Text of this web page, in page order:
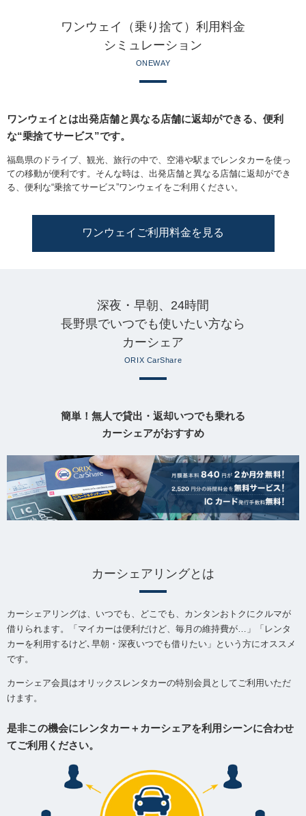
ワンウェイ（乗り捨て）利用料金
シミュレーション
ONEWAY
ワンウェイとは出発店舗と異なる店舗に返却ができる、便利
な“乗捨てサービス”です。
福島県のドライブ、観光、旅行の中で、空港や駅までレンタカーを使っ
ての移動が便利です。そんな時は、出発店舗と異なる店舗に返却ができ
る、便利な“乗捨てサービス”ワンウェイをご利用ください。
ワンウェイご利用料金を見る
深夜・早朝、24時間
長野県でいつでも使いたい方なら
カーシェア
ORIX CarShare
簡単！無人で貸出・返却いつでも乗れる
カーシェアがおすすめ
カーシェアリングとは
カーシェアリングは、いつでも、どこでも、カンタンおトクにクルマが
借りられます。「マイカーは便利だけど、毎月の維持費が…」「レンタ
カーを利用するけど､早朝・深夜いつでも借りたい」という方にオススメ
です。
カーシェア会員はオリックスレンタカーの特別会員としてご利用いただ
けます。
是非この機会にレンタカー＋カーシェアを利用シーンに合わせ
てご利用ください。